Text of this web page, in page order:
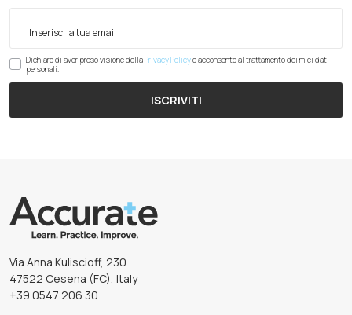
Dichiaro di aver preso visione dellaPrivacy Policye acconsento al trattamento dei miei dati
personali.
ISCRIVITI
Via Anna Kuliscioff, 230
47522 Cesena (FC), Italy
+39 0547 206 30